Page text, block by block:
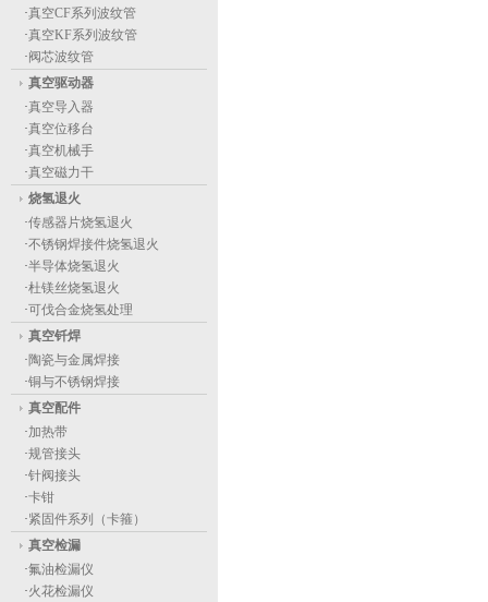
·真空CF系列波纹管
·真空KF系列波纹管
·阀芯波纹管
真空驱动器
·真空导入器
·真空位移台
·真空机械手
·真空磁力干
烧氢退火
·传感器片烧氢退火
·不锈钢焊接件烧氢退火
·半导体烧氢退火
·杜镁丝烧氢退火
·可伐合金烧氢处理
真空钎焊
· 陶瓷与金属焊接
·铜与不锈钢焊接
真空配件
·加热带
·规管接头
·针阀接头
·卡钳
·紧固件系列（卡箍）
真空检漏
·氟油检漏仪
·火花检漏仪